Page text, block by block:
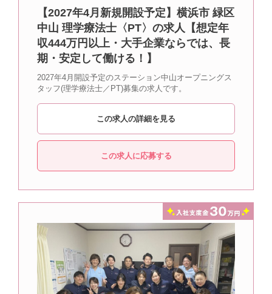
【2027年4月新規開設予定】横浜市 緑区
中山 理学療法士〈PT〉の求人【想定年
収444万円以上・大手企業ならでは、長
期・安定して働ける！】
2027年4月開設予定のステーション中山オープニングス
タッフ(理学療法士／PT)募集の求人です。
この求人の詳細を見る
この求人に応募する